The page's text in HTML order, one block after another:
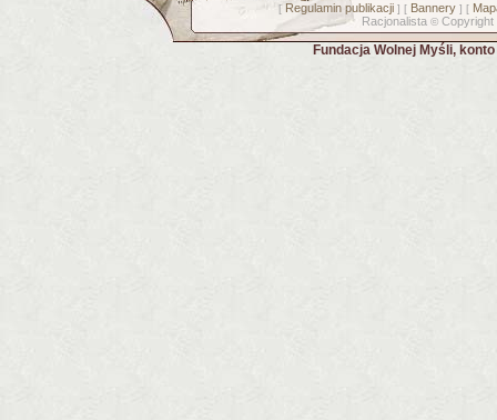
[ Regulamin publikacji] [ Bannery] [
Racjonalista © Copyright
Fundacja Wolnej Myśli,